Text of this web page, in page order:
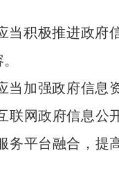
积极推进政府
加强政府信息
联网政府信息公
务平台融合，提